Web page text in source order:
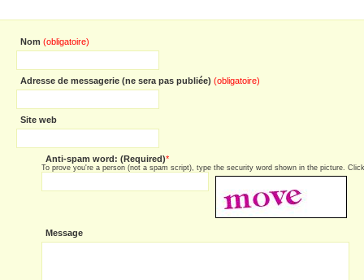
Nom (obligatoire)
Adresse de messagerie (ne sera pas publiée) (obligatoire)
Site web
Anti-spam word: (Required)*
To prove you're a person (not a spam script), type the security word shown in the picture.
Message